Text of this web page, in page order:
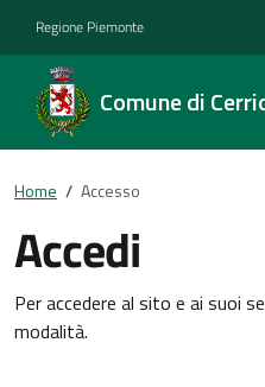
Regione Piemonte
Comune di
Home / Accesso
Accedi
Per accedere al sito e ai suoi
modalità.